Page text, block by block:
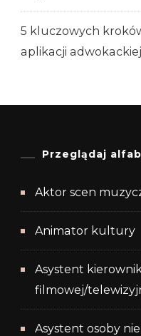
5 kluczowych
aplikacji adwokackiej
Przeglądaj
Aktor scen
Animator kultury
Asystent
filmowej/
Asystent osoby